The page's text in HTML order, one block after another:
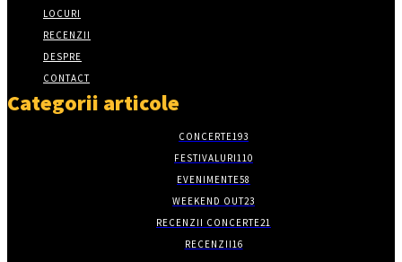
LOCURI
RECENZII
DESPRE
CONTACT
Categorii articole
CONCERTE193
FESTIVALURI110
EVENIMENTE58
WEEKEND OUT23
RECENZII CONCERTE21
RECENZII16